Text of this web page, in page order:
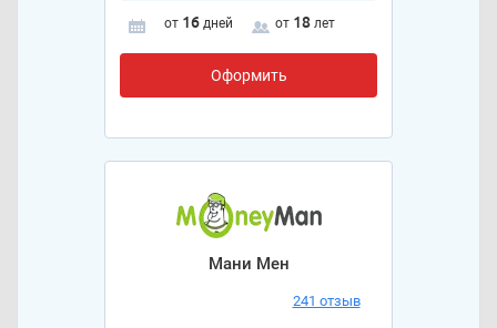
от 16 дней от 18 лет
Оформить
Мани Мен
241 отзыв